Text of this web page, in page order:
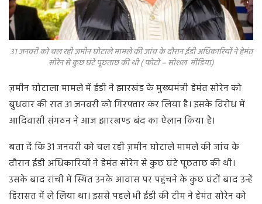
31 जनवरी को चल रही ज़मीन घोटाले मामले की जांच के दौरान ईडी अधिकारियों ने हेमंत
सोरेन से कुछ घंटे पूछताछ की थी ( फोटो – सोशल मीडिया)
ज़मीन घोटाला मामले में ईडी ने झारखंड के मुख्यमंत्री हेमंत सोरेन को
बुधवार की रात 31 जनवरी को गिरफ्तार कर लिया है। इसके विरोध में
आदिवासी संगठन ने आज झारखण्ड बंद का ऐलान किया है।
बता दें कि 31 जनवरी को चल रही ज़मीन घोटाले मामले की जांच के
दौरान ईडी अधिकारियों ने हेमंत सोरेन से कुछ घंटे पूछताछ की थी।
उसके बाद रांची में स्थित उनके आवास पर पहुंचने के कुछ घंटों बाद उन्हें
हिरासत में ले लिया था। इससे पहले भी ईडी की टीम ने हेमंत सोरेन को